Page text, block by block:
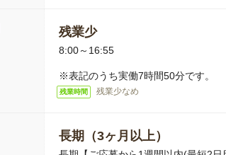
残業少
8:00～16:55
※表記のうち実働7時間50分です。
残業時間 残業少なめ
長期（3ヶ月以上）